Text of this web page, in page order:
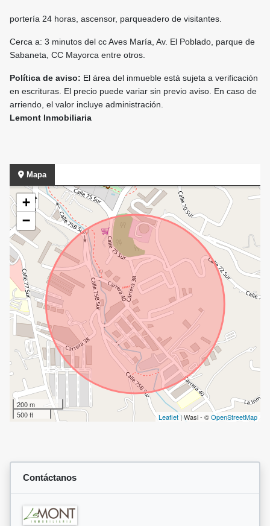
portería 24 horas, ascensor, parqueadero de visitantes.
Cerca a: 3 minutos del cc Aves María, Av. El Poblado, parque de
Sabaneta, CC Mayorca entre otros.
Política de aviso: El área del inmueble está sujeta a verificación
en escrituras. El precio puede variar sin previo aviso. En caso de
arriendo, el valor incluye administración.
Lemont Inmobiliaria
Mapa
+
−
200 m
500 ft
Leaflet | Wasi - ©OpenStreetMap
Contáctanos